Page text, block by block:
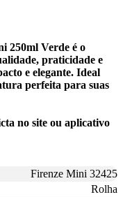
250ml Verde é o
praticidade e
e elegante. Ideal
perfeita para suas
no site ou aplicativo
Firenze Mini 32425
Rolha